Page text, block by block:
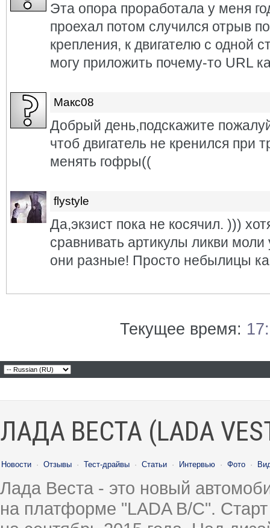
Эта опора проработала у меня
проехал потом случился отрыв
крепления, к двигателю с одной
могу приложить почему-то URL
Макс08
Добрый день,подскажите
чтоб двигатель не кренился при
менять гофры((
flystyle
Да,экзист пока не косячил. )))
сравнивать артикулы ликви
они разные! Просто небылицы
Текущее время:
ЛАДА ВЕСТА (LADA
Новости · Отзывы · Тест-драйвы · Статьи · Интервью · Фото ·
Лада Веста - это новый
на платформе "LADA B/C".